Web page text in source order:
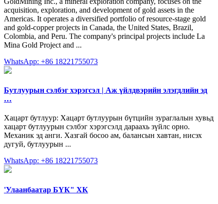
acquisition, exploration, and development of gold assets in the
Americas. It operates a diversified portfolio of resource-stage gold
and gold-copper projects in Canada, the United States, Brazil,
Colombia, and Peru. The company's principal projects include La
Mina Gold Project and ...
WhatsApp: +86 18221755073
Бутлуурын сэлбэг хэрэгсэл | Аж үйлдвэрийн элэгдлийн эд
…
Хацарт бутлуур: Хацарт бутлуурын бүтцийн зураглалын хувьд
хацарт бутлуурын сэлбэг хэрэгсэлд дараахь зүйлс орно.
Механик эд анги. Хазгай босоо ам, балансын хавтан, нисэх
дугуй, бутлуурын ...
WhatsApp: +86 18221755073
'Улаанбаатар БҮК" ХК